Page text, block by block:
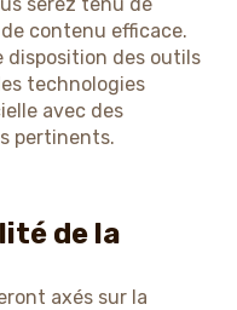
contenu efficace.
disposition des outils
technologies
avec des
pertinents.
de la
axés sur la